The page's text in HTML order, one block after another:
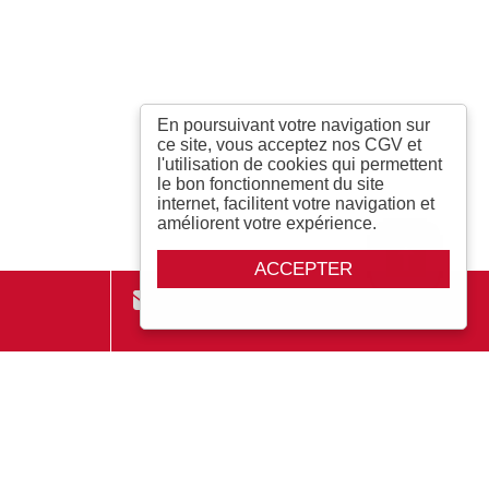
ACCEPTER
En poursuivant votre navigation sur
ce site, vous acceptez nos CGV et
l'utilisation de cookies qui permettent
le bon fonctionnement du site
internet, facilitent votre navigation et
améliorent votre expérience.